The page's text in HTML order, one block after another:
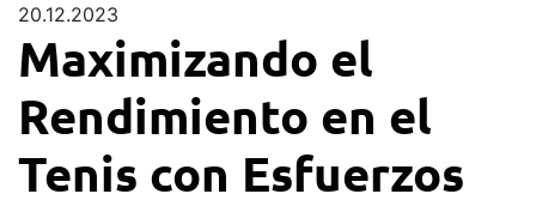
20.12.2023
Maximizando el
Rendimiento en el
Tenis con Esfuerzos